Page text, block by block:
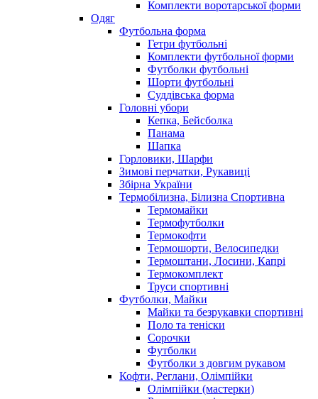
Комплекти воротарської форми
Одяг
Футбольна форма
Гетри футбольні
Комплекти футбольної форми
Футболки футбольні
Шорти футбольні
Суддівська форма
Головні убори
Кепка, Бейсболка
Панама
Шапка
Горловики, Шарфи
Зимові перчатки, Рукавиці
Збірна України
Термобілизна, Білизна Спортивна
Термомайки
Термофутболки
Термокофти
Термошорти, Велосипедки
Термоштани, Лосини, Капрі
Термокомплект
Труси спортивні
Футболки, Майки
Майки та безрукавки спортивні
Поло та теніски
Сорочки
Футболки
Футболки з довгим рукавом
Кофти, Реглани, Олімпійки
Олімпійки (мастерки)